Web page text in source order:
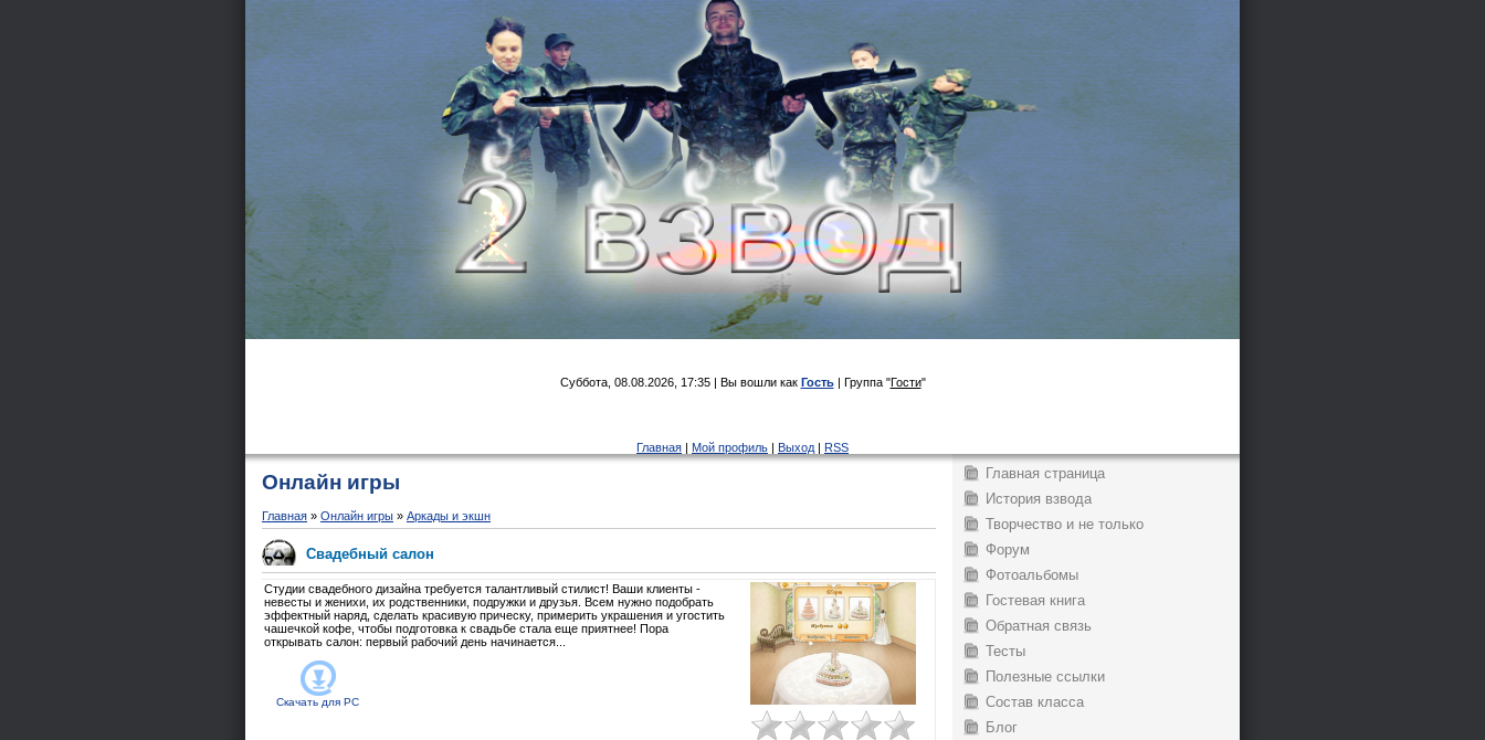
Суббота, 08.08.2026, 17:35 | Вы вошли как Гость| Группа "Гости"
Главная Мой профиль Выход RSS
Онлайн игры
Главная » Онлайн игры » Аркады и экшн
Свадебный салон
Студии свадебного дизайна требуется талантливый стилист! Ваши клиенты -
невесты и женихи, их родственники, подружки и друзья. Всем нужно подобрать
эффектный наряд, сделать красивую прическу, примерить украшения и угостить
чашечкой кофе, чтобы подготовка к свадьбе стала еще приятнее! Пора
открывать салон: первый рабочий день начинается...
Скачать для PC
Главная страница
История взвода
Творчество и не только
Форум
Фотоальбомы
Гостевая книга
Обратная связь
Тесты
Полезные ссылки
Состав класса
Блог